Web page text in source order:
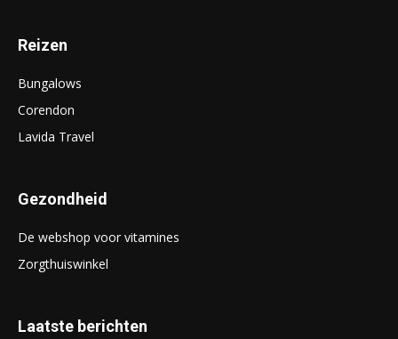
Reizen
Bungalows
Corendon
Lavida Travel
Gezondheid
De webshop voor vitamines
Zorgthuiswinkel
Laatste berichten